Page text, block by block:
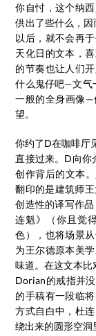
你自忖，这个纳
供出了些什么，
以后，就不会再
天化日的文本，
的节奏也让人们
什么鬼仔吧—文气
一般的全身画像—
望。
你约了D在咖啡厅
直接过来。D向你
创作背后的文本
翻印的是建筑师
创造性的译写作
连魁》（你且觉
色），也将场景
为王尔德原本美
味道。在这文本比
Dorian的戒指并
的手稿有一段临
方式自白中，杜
绕出来的圆形空洞